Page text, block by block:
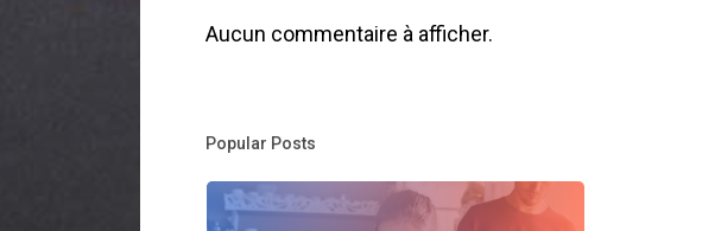
Aucun commentaire à afficher.
Popular Posts